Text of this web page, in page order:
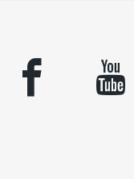
facebook youtube